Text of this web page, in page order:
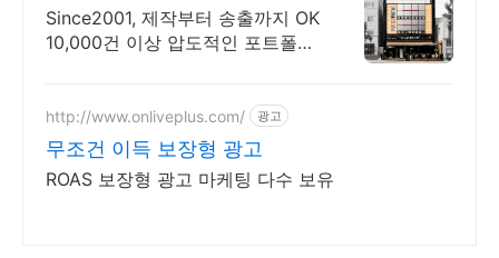
광고 진행시 20% 할인!
Since2001, 제작부터 송출까지 OK
10,000건 이상 압도적인 포트폴리
http://www.onliveplus.com/ 광고
무조건 이득 보장형 광고
ROAS 보장형 광고 마케팅 다수 보유